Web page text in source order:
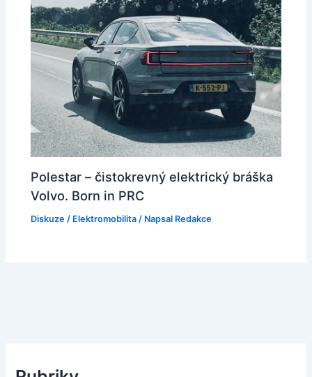
Polestar – čistokrevný elektrický bráška
Volvo. Born in PRC
Diskuze / Elektromobilita / Napsal Redakce